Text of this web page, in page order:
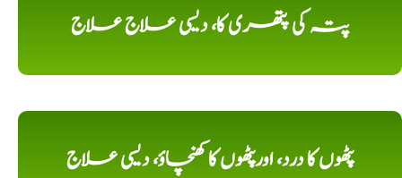
پتہ کی پتھری کا، دیسی علاج علاج
پٹھوں کا درد، اورپٹھوں کا کھنچاؤ، دیسی علاج